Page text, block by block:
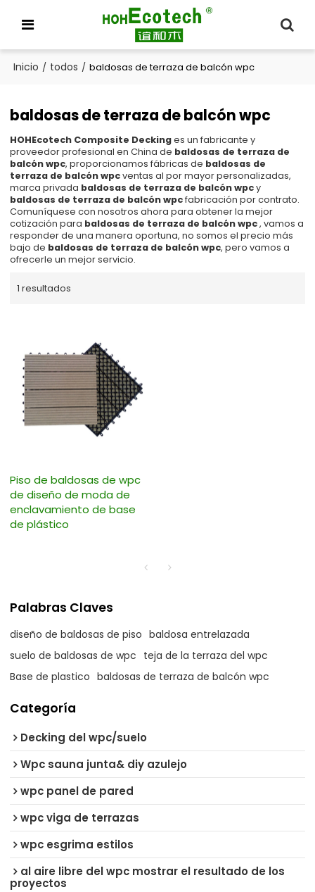
Inicio / todos / baldosas de terraza de balcón wpc
baldosas de terraza de balcón wpc
HOHEcotech Composite Deckinges un fabricante y
proveedor profesional en China de baldosas de terraza de
balcón wpc, proporcionamos fábricas de baldosas de
terraza de balcón wpcventas al por mayor personalizadas,
marca privada baldosas de terraza de balcón wpcy
baldosas de terraza de balcón wpcfabricación por contrato.
Comuníquese con nosotros ahora para obtener la mejor
cotización para baldosas de terraza de balcón wpc, vamos a
responder de una manera oportuna, no somos el precio más
bajo de baldosas de terraza de balcón wpc, pero vamos a
ofrecerle un mejor servicio.
1 resultados
Piso de baldosas de wpc
de diseño de moda de
enclavamiento de base
de plástico
Palabras Claves
diseño de baldosas de piso baldosa entrelazada
suelo de baldosas de wpc teja de la terraza del wpc
Base de plastico baldosas de terraza de balcón wpc
Categoría
Decking del wpc/suelo
Wpc sauna junta& diy azulejo
wpc panel de pared
wpc viga de terrazas
wpc esgrima estilos
al aire libre del wpc mostrar el resultado de los
proyectos